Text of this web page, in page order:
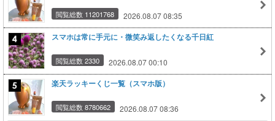
閲覧総数 11201768 2026.08.07 08:35
スマホは常に手元に・微笑み返したくなる千日紅
閲覧総数 2330 2026.08.07 00:10
楽天ラッキーくじ一覧（スマホ版）
閲覧総数 8780662 2026.08.07 08:36